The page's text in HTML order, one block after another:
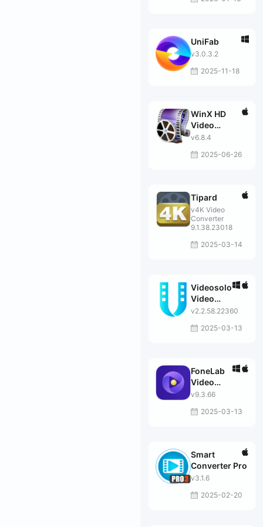
UniFab
v3.0.3.2
2025-11-18
WinX HD
Video
Converter
v6.8.4
2025-06-26
Tipard
v4K Video
Converter
9.1.38.23018
2025-03-14
Videosolo
Video
Converter
v2.2.58.22360
2025-03-13
FoneLab
Video
Converter
v9.3.66
2025-03-13
Smart
Converter Pro
v3.1.6
2025-02-20